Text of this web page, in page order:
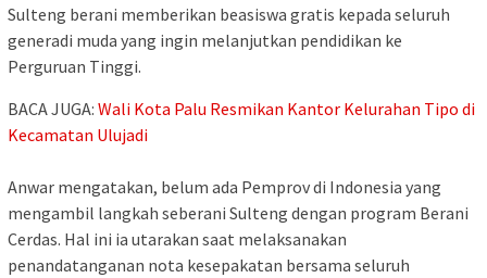
Sulteng berani memberikan beasiswa gratis kepada seluruh
generadi muda yang ingin melanjutkan pendidikan ke
Perguruan Tinggi.
BACA JUGA: Wali Kota Palu Resmikan Kantor Kelurahan Tipo di
Kecamatan Ulujadi
‎Anwar mengatakan, belum ada Pemprov di Indonesia yang
mengambil langkah seberani Sulteng dengan program Berani
Cerdas. Hal ini ia utarakan saat melaksanakan
penandatanganan nota kesepakatan bersama seluruh